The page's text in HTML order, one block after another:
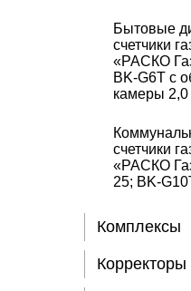
Бытовые
счетчики
«РАСКО
BK-G6T с
камеры 2,0
счетчики
«РАСКО
25; BK-
Комплексы
Корректоры